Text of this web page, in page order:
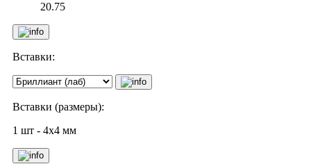
20.75
Вставки:
Вставки (размеры):
1 шт - 4х4 мм